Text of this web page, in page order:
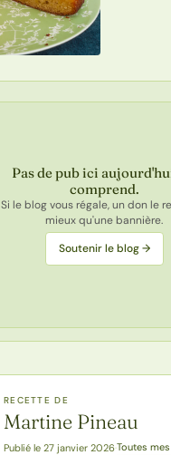
Pas de pub ici
comprend.
Si le blog vous régale, un don le
mieux qu'une bannière.
Soutenir le blog →
RECETTE DE
Martine Pineau
Publié le 27 janvier 2026·Toutes